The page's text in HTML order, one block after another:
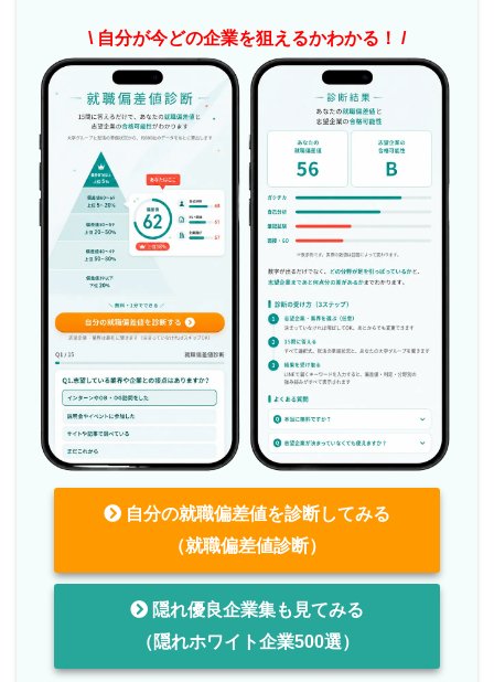
\ 自分が今どの企業を狙えるかわかる！ /
自分の就職偏差値を診断してみる
（就職偏差値診断）
隠れ優良企業集も見てみる
（隠れホワイト企業500選）